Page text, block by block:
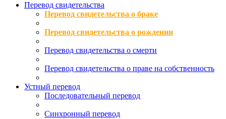
Перевод свидетельства
Перевод свидетельства о браке
Перевод свидетельства о рождении
Перевод свидетельства о смерти
Перевод свидетельства о праве на собственность
Устный перевод
Последовательный перевод
Синхронный перевод